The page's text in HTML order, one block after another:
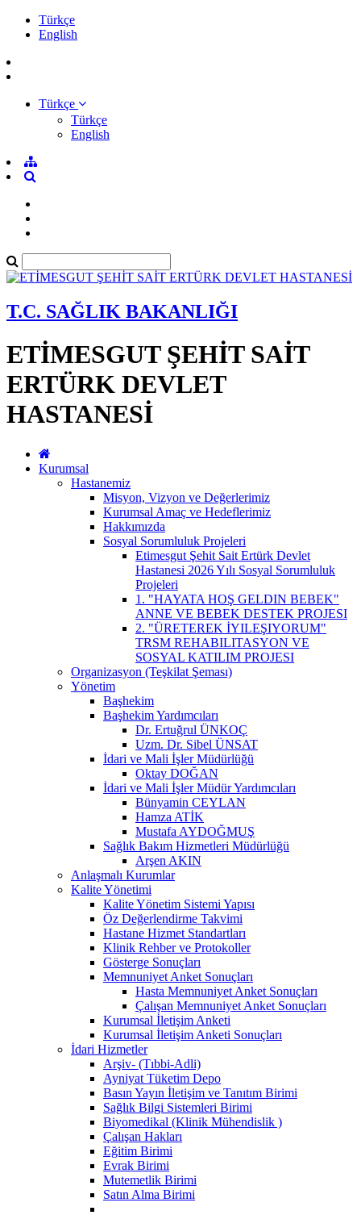
Türkçe
English
Türkçe
Türkçe
English
T.C. SAĞLIK BAKANLIĞI
ETİMESGUT ŞEHİT SAİT
ERTÜRK DEVLET
HASTANESİ
Kurumsal
Hastanemiz
Misyon, Vizyon ve Değerlerimiz
Kurumsal Amaç ve Hedeflerimiz
Hakkımızda
Sosyal Sorumluluk Projeleri
Etimesgut Şehit Sait Ertürk Devlet
Hastanesi 2026 Yılı Sosyal Sorumluluk
Projeleri
1. "HAYATA HOŞ GELDIN BEBEK"
ANNE VE BEBEK DESTEK PROJESI
2. "ÜRETEREK İYILEŞIYORUM"
TRSM REHABILITASYON VE
SOSYAL KATILIM PROJESI
Organizasyon (Teşkilat Şeması)
Yönetim
Başhekim
Başhekim Yardımcıları
Dr. Ertuğrul ÜNKOÇ
Uzm. Dr. Sibel ÜNSAT
İdari ve Mali İşler Müdürlüğü
Oktay DOĞAN
İdari ve Mali İşler Müdür Yardımcıları
Bünyamin CEYLAN
Hamza ATİK
Mustafa AYDOĞMUŞ
Sağlık Bakım Hizmetleri Müdürlüğü
Arşen AKIN
Anlaşmalı Kurumlar
Kalite Yönetimi
Kalite Yönetim Sistemi Yapısı
Öz Değerlendirme Takvimi
Hastane Hizmet Standartları
Klinik Rehber ve Protokoller
Gösterge Sonuçları
Memnuniyet Anket Sonuçları
Hasta Memnuniyet Anket Sonuçları
Çalışan Memnuniyet Anket Sonuçları
Kurumsal İletişim Anketi
Kurumsal İletişim Anketi Sonuçları
İdari Hizmetler
Arşiv- (Tıbbi-Adli)
Ayniyat Tüketim Depo
Basın Yayın İletişim ve Tanıtım Birimi
Sağlık Bilgi Sistemleri Birimi
Biyomedikal (Klinik Mühendislik )
Çalışan Hakları
Eğitim Birimi
Evrak Birimi
Mutemetlik Birimi
Satın Alma Birimi